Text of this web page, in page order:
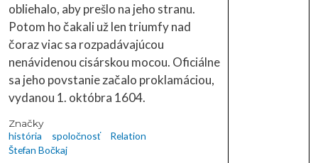
obliehalo, aby prešlo na jeho stranu.
Potom ho čakali už len triumfy nad
čoraz viac sa rozpadávajúcou
nenávidenou cisárskou mocou. Oficiálne
sa jeho povstanie začalo proklamáciou,
vydanou 1. októbra 1604.
Značky
história spoločnosť
Relation
Štefan Bočkaj